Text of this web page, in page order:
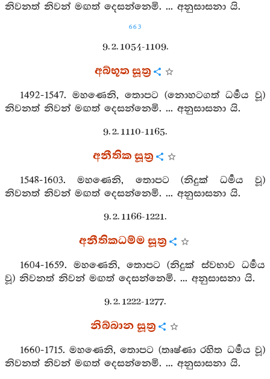
නිවනත් නිවන් මඟත් දෙසන්නෙමි. ... අනුසාසනා යි.
663
9. 2. 1054-1109.
අබ්භූත සූත්‍ර
1492-1547. මහණෙනි, තොපට (නොහටගත් ධර්‍මය වූ)
නිවනත් නිවන් මඟත් දෙසන්නෙමි. ... අනුසාසනා යි.
9. 2. 1110-1165.
අනීතික සූත්‍ර
1548-1603. මහණෙනි, තොපට (නිදුක් ධර්‍මය වූ)
නිවනත් නිවන් මඟත් දෙසන්නෙමි. ... අනුසාසනා යි.
9. 2. 1166-1221.
අනීතිකධම්ම සූත්‍ර
1604-1659. මහණෙනි, තොපට (නිදුක් ස්වභාව ධර්‍මය
වූ) නිවනත් නිවන් මඟත් දෙසන්නෙමි. ... අනුසාසනා යි.
9. 2. 1222-1277.
නිබ්බාන සූත්‍ර
1660-1715. මහණෙනි, තොපට (තෘෂ්ණා රහිත ධර්‍මය වූ)
නිවනත් නිවන් මඟත් දෙසන්නෙමි. ... අනුසාසනා යි.